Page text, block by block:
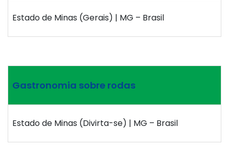
Estado de Minas (Gerais) | MG – Brasil
Gastronomia sobre rodas
Estado de Minas (Divirta-se) | MG – Brasil